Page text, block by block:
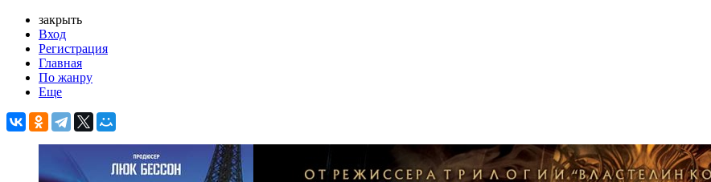
закрыть
Вход
Регистрация
Главная
По жанру
Еще